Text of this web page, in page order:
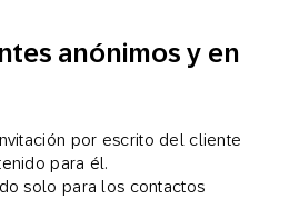
anónimos y en
por escrito del cliente
para él.
solo para los contactos